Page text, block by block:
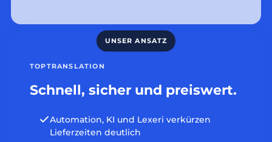
TOPTRANSLATION
Schnell, sicher und preiswert.
Automation, KI und Lexeri verkürzen
Lieferzeiten deutlich